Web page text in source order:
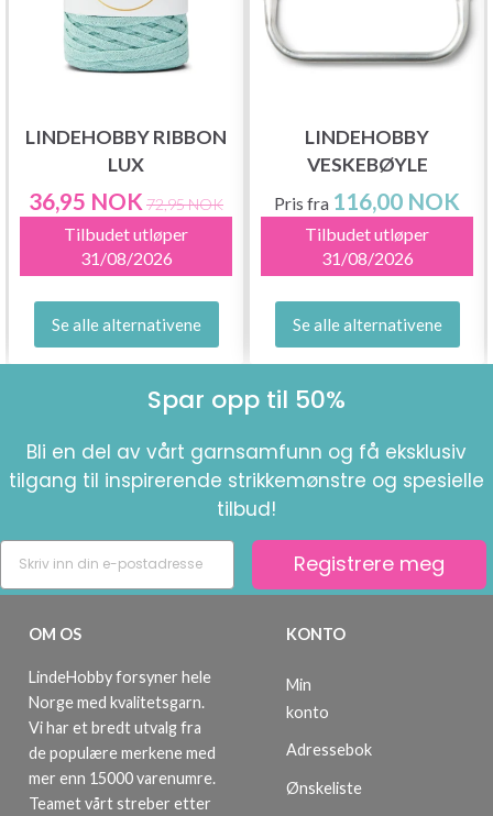
LINDEHOBBY RIBBON
LUX
36,95 NOK 72,95 NOK
Tilbudet utløper
31/08/2026
Se alle alternativene
LINDEHOBBY
VESKEBØYLE
Pris fra 116,00 NOK
Tilbudet utløper
31/08/2026
Se alle alternativene
Spar opp til 50%
Bli en del av vårt garnsamfunn og få eksklusiv
tilgang til inspirerende strikkemønstre og spesielle
tilbud!
Registrere meg
OM OS
LindeHobby forsyner hele
Norge med kvalitetsgarn.
Vi har et bredt utvalg fra
de populære merkene med
mer enn 15000 varenumre.
Teamet vårt streber etter
KONTO
Min
konto
Adressebok
Ønskeliste